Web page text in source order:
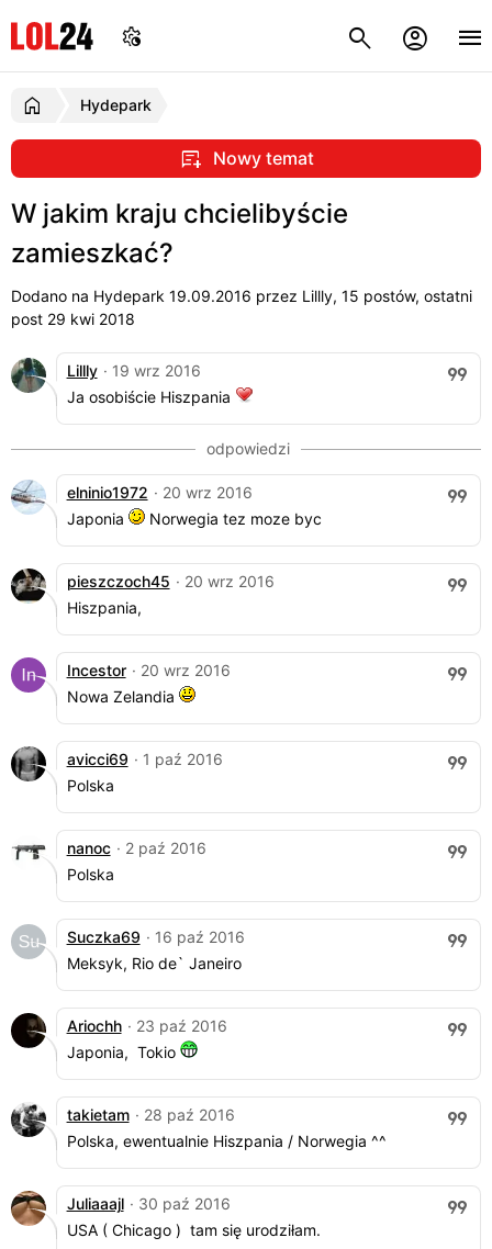
Hydepark
Nowy temat
W jakim kraju chcielibyście
zamieszkać?
Dodano na Hydepark 19.09.2016 przez Lillly, 15 postów, ostatni
post 29 kwi 2018
Lillly · 19 wrz 2016
Ja osobiście Hiszpania
elninio1972 · 20 wrz 2016
Japonia
Norwegia tez moze byc
pieszczoch45 · 20 wrz 2016
Hiszpania,
Incestor · 20 wrz 2016
Nowa Zelandia
avicci69 · 1 paź 2016
Polska
nanoc · 2 paź 2016
Polska
Suczka69 · 16 paź 2016
Meksyk, Rio de` Janeiro
Ariochh · 23 paź 2016
Japonia, Tokio
takietam · 28 paź 2016
Polska, ewentualnie Hiszpania / Norwegia ^^
Juliaaajl · 30 paź 2016
USA ( Chicago ) tam się urodziłam.